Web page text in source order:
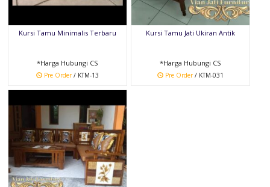
Kursi Tamu Minimalis Terbaru
*Harga Hubungi CS
Pre Order/ KTM-13
Kursi Tamu Jati Ukiran Antik
*Harga Hubungi CS
Pre Order/ KTM-031